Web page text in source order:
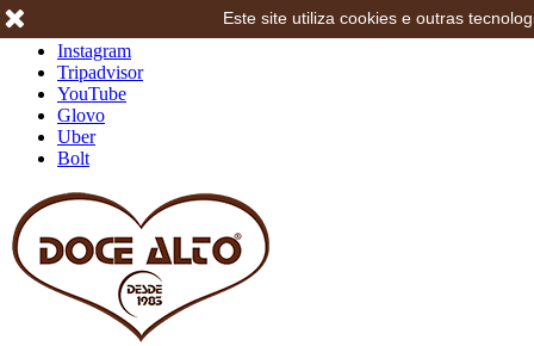
Instagram
Tripadvisor
YouTube
Glovo
Uber
Bolt
Este site utiliza cookies e outras